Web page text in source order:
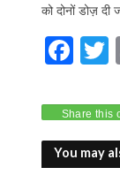
को दोनों डोज़ दी
F
e
b
o
Share this
You may